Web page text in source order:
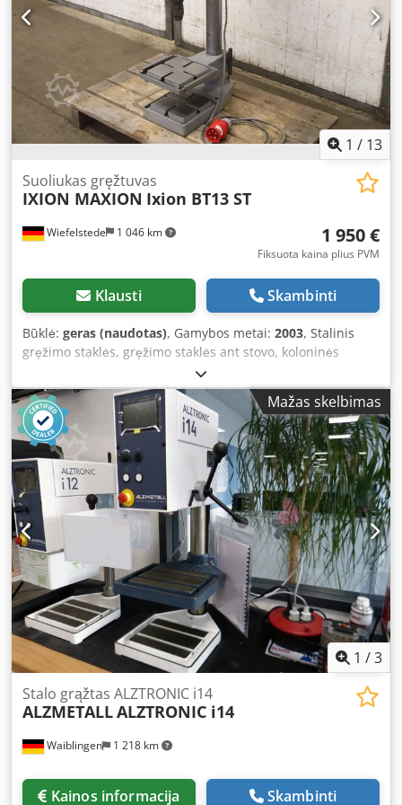
1 / 13
Wiefelstede 1 046 km
Suoliukas gręžtuvas
IXION MAXION Ixion BT13 ST
1 950 €
Fiksuota kaina plius PVM
Klausti Skambinti
Būklė: geras (naudotas), Gamybos metai: 2003, Stalinis
gręžimo staklės, gręžimo staklės ant stovo, koloninės
gręžimo staklės - Gamintojas: Ixion, stalinės gręžimo
staklės BT13ST - Darbo stalas: 170 x 170 mm - Eigos ilgis:
210 mm - Veleno tvirtinimas: griebtuvėlis B16 (1–13 mm) -
Iškyša: 180 mm - Apsisukimų skaičius: 420–2100 aps./min
bepakopė reguliacija - Kolonos skersmuo: 65 mm - Veleno
eiga: 70 mm, su tiksliu sustabdymu - Variklis: AEG 0,7/1,0
kW - Įtampa: 380 V - Matmenys: 620/235/H800 mm Dodpfek
Tuwvex Aamswa - Svoris: 70 kg
Mažas skelbimas
1 /3
Waiblingen 1 218 km
Stalo grąžtas ALZTRONIC i14
ALZMETALLALZTRONIC i14
Kainos informacija Skambinti